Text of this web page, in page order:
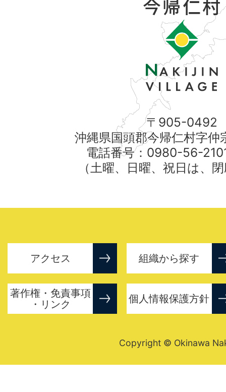
〒905-0492
沖縄県国頭郡今帰仁村字仲
電話番号：0980-56-
（土曜、日曜、祝日は、
アクセス 組織から探す
著作権・免責事項
・リンク
個人情報保護方針
Copyright © Okinawa